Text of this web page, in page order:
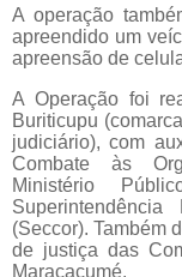
A operação
apreendido um
apreensão de
A Operação foi
Buriticupu
judiciário), com
Combate às
Ministério
(Seccor). Também
de justiça das
Maracaçumé.